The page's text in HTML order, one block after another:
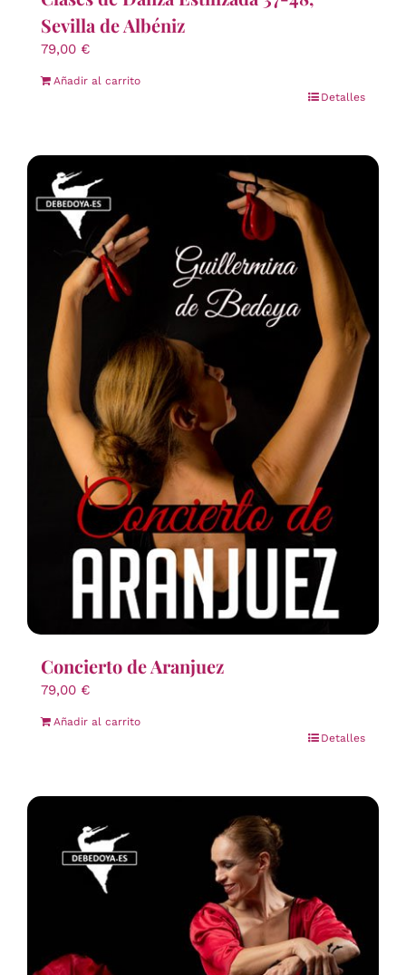
Sevilla de Albéniz
79,00 €
Añadir al carrito
Detalles
Concierto de Aranjuez
79,00 €
Añadir al carrito
Detalles